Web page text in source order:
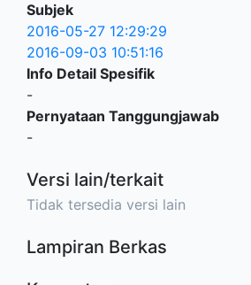
Subjek
2016-05-27 12:29:29
2016-09-03 10:51:16
Info Detail Spesifik
-
Pernyataan Tanggungjawab
-
Versi lain/terkait
Tidak tersedia versi lain
Lampiran Berkas